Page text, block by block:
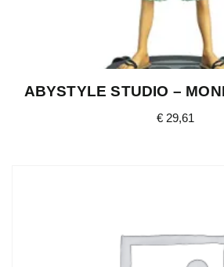
ABYSTYLE STUDIO –
€ 29,61